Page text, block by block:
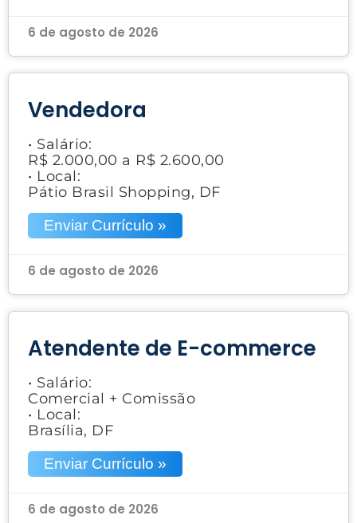
6 de agosto de 2026
Vendedora
• Salário:
R$ 2.000,00 a R$ 2.600,00
• Local:
Pátio Brasil Shopping, DF
Enviar Currículo »
6 de agosto de 2026
Atendente de E-commerce
• Salário:
Comercial + Comissão
• Local:
Brasília, DF
Enviar Currículo »
6 de agosto de 2026